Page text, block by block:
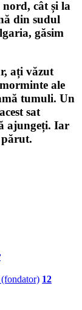
cât și la
din sudul
găsim
ați văzut
ale
tumuli. Un
sat
ajungeți. Iar
părut.
12